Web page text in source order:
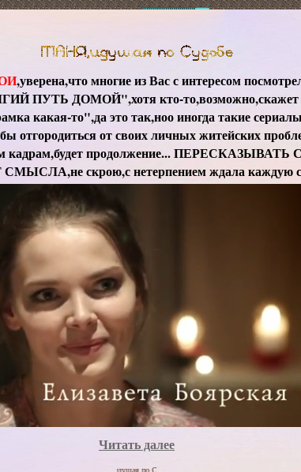
,уверена,что многие из Вас с интересом
ПУТЬ ДОМОЙ",хотя кто-то,возможно,скажет
какая-то",да это так,ноо иногда такие
отгородиться от своих личных житейских
кадрам,будет продолжение...
скрою,с нетерпением ждала каждую
Читать далее
Ваша ТАНЯ,идущая по Судьбе